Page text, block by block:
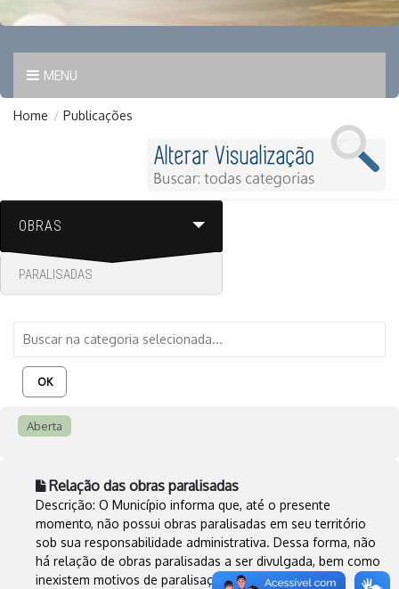
MENU
Home / Publicações
OBRAS
PARALISADAS
OK
Aberta
Relação das obras paralisadas
Descrição: O Município informa que, até o presente
momento, não possui obras paralisadas em seu território
sob sua responsabilidade administrativa. Dessa forma, não
há relação de obras paralisadas a ser divulgada, bem como
inexistem motivos de paralisação, responsáveis pela